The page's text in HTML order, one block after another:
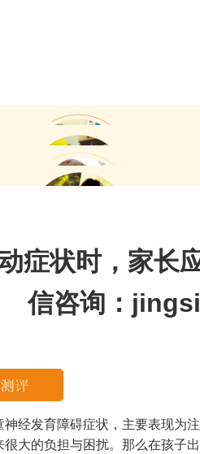
症状时，家长
信咨询：
经发育障碍症状，主要表现为
大的负担与困扰。那么在孩子